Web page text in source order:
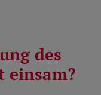
des
einsam?